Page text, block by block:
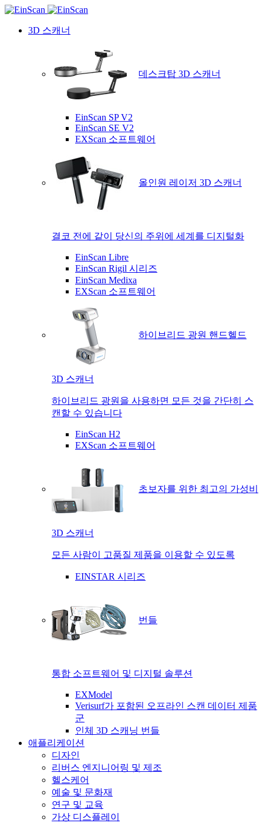
3D 스캐너
데스크탑 3D 스캐너
EinScan SP V2
EinScan SE V2
EXScan 소프트웨어
올인원 레이저 3D 스캐너
결코 전에 같이 당신의 주위에 세계를 디지털화
EinScan Libre
EinScan Rigil 시리즈
EinScan Medixa
EXScan 소프트웨어
하이브리드 광원 핸드헬드
3D 스캐너
하이브리드 광원을 사용하면 모든 것을 간단히 스
캔할 수 있습니다
EinScan H2
EXScan 소프트웨어
초보자를 위한 최고의 가성비
3D 스캐너
모든 사람이 고품질 제품을 이용할 수 있도록
EINSTAR 시리즈
번들
통합 소프트웨어 및 디지털 솔루션
EXModel
Verisurf가 포함된 오프라인 스캔 데이터 제품
군
인체 3D 스캐닝 번들
애플리케이션
디자인
리버스 엔지니어링 및 제조
헬스케어
예술 및 문화재
연구 및 교육
가상 디스플레이